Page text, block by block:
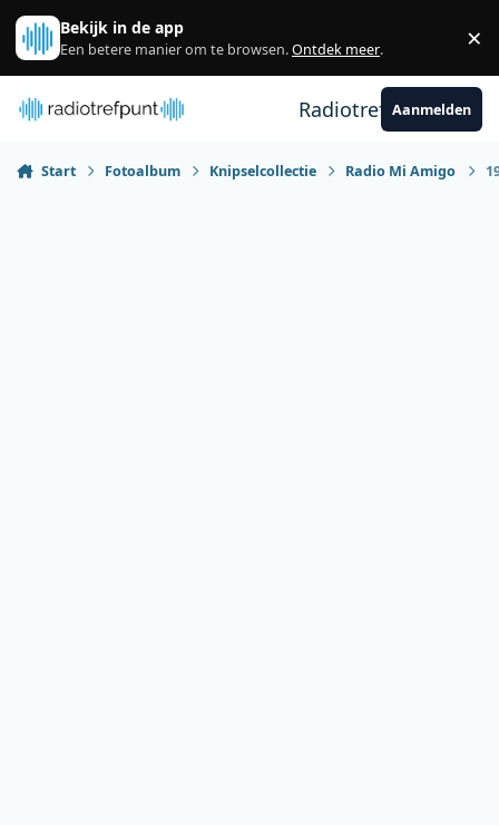
Spring naar bijdragen
Bekijk in de app
Een betere manier om te browsen.Ontdek meer. ×
RadiotrefpuntAanmelden
Start Fotoalbum Knipselcollectie Radio Mi Amigo